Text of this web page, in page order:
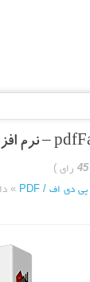
45رای )
پی دی اف / PDF »